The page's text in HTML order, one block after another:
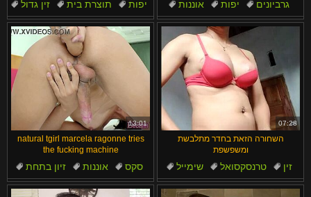
זין גדול תוצרת בית
יפות
קרימפיי
ציצים
אוננות יפות
גרביונים
ארהב
ציצים טבעיים
13:01
natural tgirl marcela ragonne tries
the fucking machine
זיון בתחת אוננות
סקס
טרנסקסואל
מכונה
07:28
השחורה הזאת בחדר מתלבשת
ומשפשפת
שימייל טרנסקסואל
זין
התחפשות
סולו